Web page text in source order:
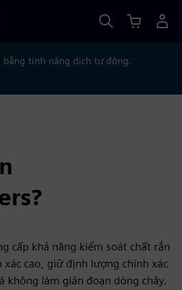
bằng tính năng dịch tự động.
cấp khả năng kiểm soát chất rắn
cao, giữ định lượng chính xác
không làm gián đoạn dòng chảy.